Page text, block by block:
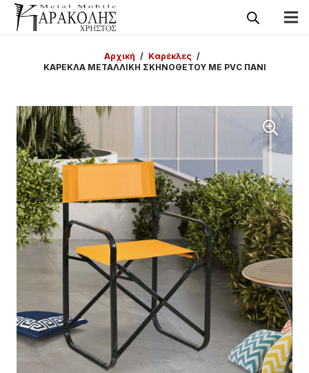
Αρχική / Καρέκλες /
ΚΑΡΕΚΛΑ ΜΕΤΑΛΛΙΚΗ ΣΚΗΝΟΘΕΤΟΥ ΜΕ PVC ΠΑΝΙ